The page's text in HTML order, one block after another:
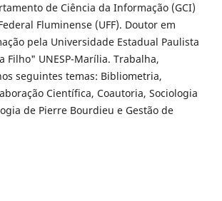
de Ciência da Informação (GCI)
Fluminense (UFF). Doutor em
pela Universidade Estadual Paulista
Filho" UNESP-Marília. Trabalha,
seguintes temas: Bibliometria,
Científica, Coautoria, Sociologia
de Pierre Bourdieu e Gestão de